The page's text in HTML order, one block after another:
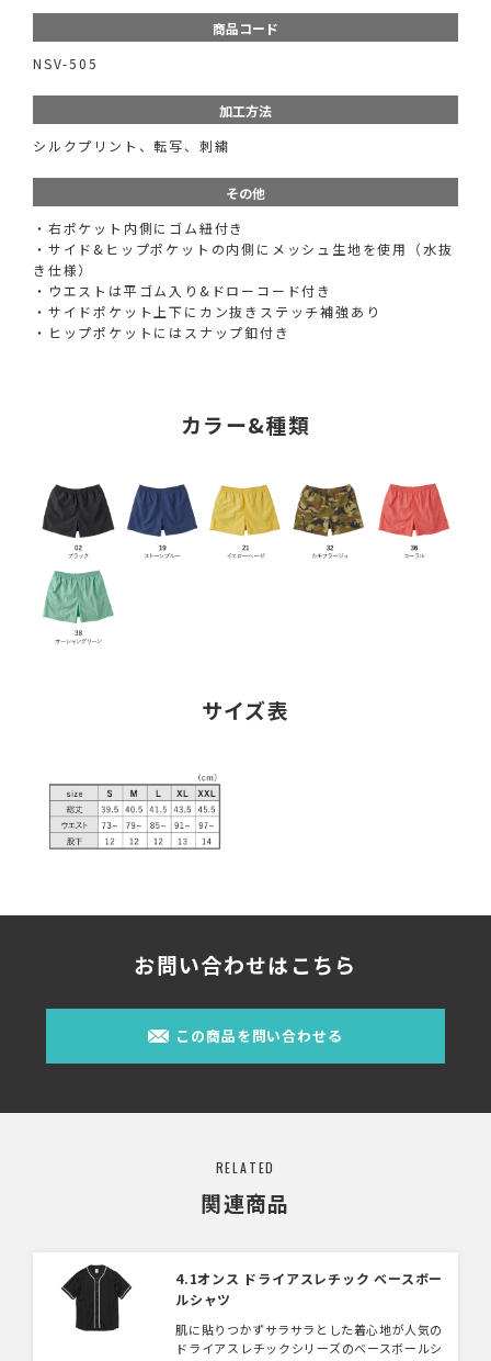
商品コード
NSV-505
加工方法
シルクプリント、転写、刺繍
その他
・右ポケット内側にゴム紐付き
・サイド&ヒップポケットの内側にメッシュ生地を使用（水抜
き仕様）
・ウエストは平ゴム入り&ドローコード付き
・サイドポケット上下にカン抜きステッチ補強あり
・ヒップポケットにはスナップ釦付き
カラー&種類
サイズ表
お問い合わせはこちら
この商品を問い合わせる
RELATED
関連商品
4.1オンス ドライアスレチック ベースボー
ルシャツ
肌に貼りつかずサラサラとした着心地が人気の
ドライアスレチックシリーズのベースボールシ